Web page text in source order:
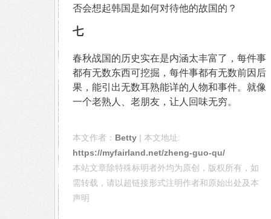
否会想起韩国是如何对待他的故国的？
七
春秋战国的历史实在是内涵太丰富了，每件事
都有无数东西可挖掘，每件事都有无数前因后
果，能引出无数耳熟能详的人物和事件。就像
一个老熟人、老朋友，让人回味无穷。
本文作者： Betty | 本文地址:
https://myfairland.net/zheng-guo-qu/
本站文章除特殊标明者外均为原创，版权所有，如
需转载，请以超链接形式注明作者和原始出处及本
声明